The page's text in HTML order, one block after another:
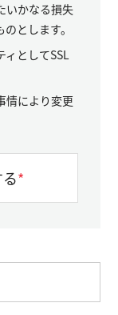
いかなる損失
とします。
ィとしてSSL
情により変更
*